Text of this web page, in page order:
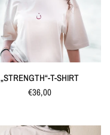
SCHNELLANSICHT
„STRENGTH“-T-SHIRT
€36,00